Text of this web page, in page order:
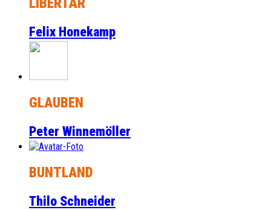
LIBERTÄR
Felix Honekamp
GLAUBEN
Peter Winnemöller
BUNTLAND
Thilo Schneider